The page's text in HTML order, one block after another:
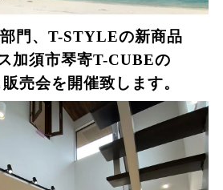
門、T-STYLEの新商品
加須市琴寄T-CUBEの
売会を開催致します。